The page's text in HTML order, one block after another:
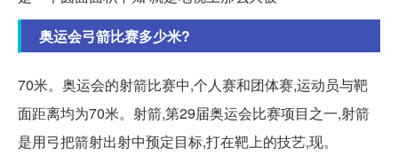
奥运会弓箭比赛多少米?
70米。奥运会的射箭比赛中,个人赛和团体赛,运动员与靶
面距离均为70米。射箭,第29届奥运会比赛项目之一,射箭
是用弓把箭射出射中预定目标,打在靶上的技艺,现。